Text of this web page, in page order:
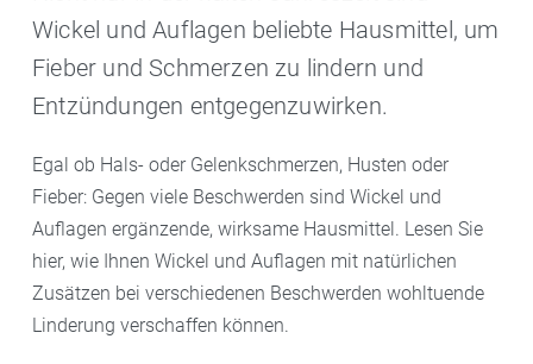
Wickel und Auflagen beliebte Hausmittel, um
Fieber und Schmerzen zu lindern und
Entzündungen entgegenzuwirken.
Egal ob Hals- oder Gelenkschmerzen, Husten oder
Fieber: Gegen viele Beschwerden sind Wickel und
Auflagen ergänzende, wirksame Hausmittel. Lesen Sie
hier, wie Ihnen Wickel und Auflagen mit natürlichen
Zusätzen bei verschiedenen Beschwerden wohltuende
Linderung verschaffen können.